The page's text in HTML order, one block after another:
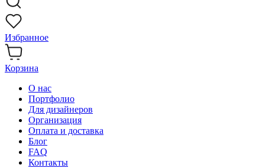
Избранное
Корзина
О нас
Портфолио
Для дизайнеров
Организация
Оплата и доставка
Блог
FAQ
Контакты